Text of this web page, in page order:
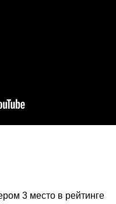
3 место в рейтинге